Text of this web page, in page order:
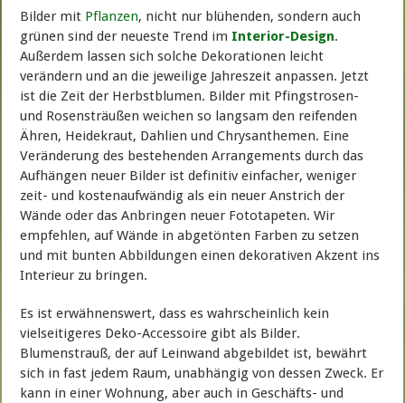
Bilder mit Pflanzen, nicht nur blühenden, sondern auch
grünen sind der neueste Trend im Interior-Design.
Außerdem lassen sich solche Dekorationen leicht
verändern und an die jeweilige Jahreszeit anpassen. Jetzt
ist die Zeit der Herbstblumen. Bilder mit Pfingstrosen-
und Rosensträußen weichen so langsam den reifenden
Ähren, Heidekraut, Dahlien und Chrysanthemen. Eine
Veränderung des bestehenden Arrangements durch das
Aufhängen neuer Bilder ist definitiv einfacher, weniger
zeit- und kostenaufwändig als ein neuer Anstrich der
Wände oder das Anbringen neuer Fototapeten. Wir
empfehlen, auf Wände in abgetönten Farben zu setzen
und mit bunten Abbildungen einen dekorativen Akzent ins
Interieur zu bringen.
Es ist erwähnenswert, dass es wahrscheinlich kein
vielseitigeres Deko-Accessoire gibt als Bilder.
Blumenstrauß, der auf Leinwand abgebildet ist, bewährt
sich in fast jedem Raum, unabhängig von dessen Zweck. Er
kann in einer Wohnung, aber auch in Geschäfts- und